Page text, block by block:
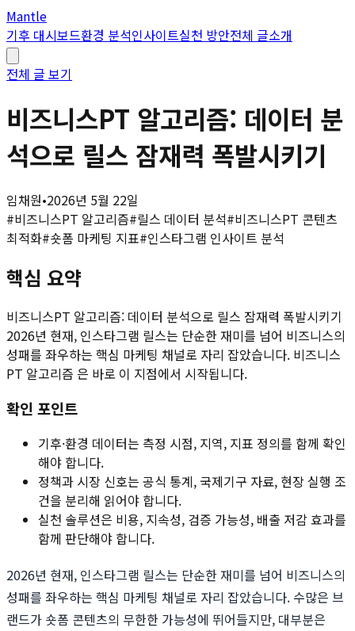
Mantle
기후 대시보드환경 분석인사이트실천 방안전체 글소개
전체 글 보기
비즈니스PT 알고리즘: 데이터 분
석으로 릴스 잠재력 폭발시키기
임채원•2026년 5월 22일
#비즈니스PT 알고리즘#릴스 데이터 분석#비즈니스PT 콘텐츠
최적화#숏폼 마케팅 지표#인스타그램 인사이트 분석
핵심 요약
비즈니스PT 알고리즘: 데이터 분석으로 릴스 잠재력 폭발시키기
2026년 현재, 인스타그램 릴스는 단순한 재미를 넘어 비즈니스의
성패를 좌우하는 핵심 마케팅 채널로 자리 잡았습니다. 비즈니스
PT 알고리즘 은 바로 이 지점에서 시작됩니다.
확인 포인트
기후·환경 데이터는 측정 시점, 지역, 지표 정의를 함께 확인
해야 합니다.
정책과 시장 신호는 공식 통계, 국제기구 자료, 현장 실행 조
건을 분리해 읽어야 합니다.
실천 솔루션은 비용, 지속성, 검증 가능성, 배출 저감 효과를
함께 판단해야 합니다.
2026년 현재, 인스타그램 릴스는 단순한 재미를 넘어 비즈니스의
성패를 좌우하는 핵심 마케팅 채널로 자리 잡았습니다. 수많은 브
랜드가 숏폼 콘텐츠의 무한한 가능성에 뛰어들지만, 대부분은